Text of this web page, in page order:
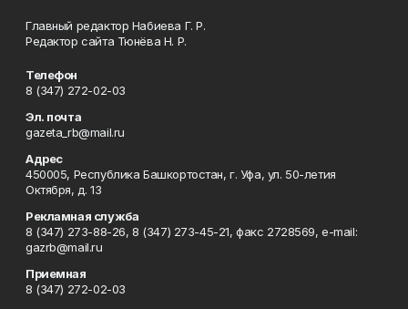
Главный редактор Набиева Г. Р.
Редактор сайта Тюнёва Н. Р.
Телефон
8 (347) 272-02-03
Эл. почта
gazeta_rb@mail.ru
Адрес
450005, Республика Башкортостан, г. Уфа, ул. 50-летия
Октября, д. 13
Рекламная служба
8 (347) 273-88-26, 8 (347) 273-45-21, факс 2728569, e-mail:
gazrb@mail.ru
Приемная
8 (347) 272-02-03